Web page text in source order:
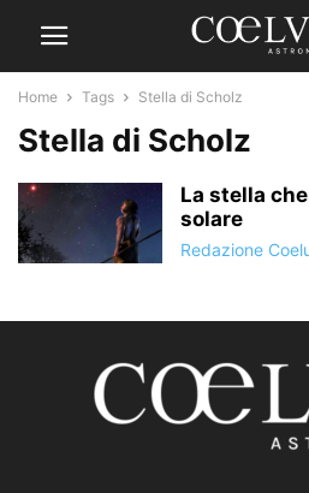
Home Tags Stella di Scholz
Stella di Scholz
La stella
solare
Redazione